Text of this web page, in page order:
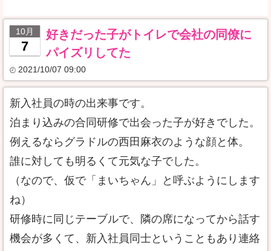
10月
7
好きだった子がトイレで会社の同僚に
パイズリしてた
2021/10/07 09:00
新入社員の時の出来事です。
泊まり込みの合同研修で出会った子が好きでした。
例えるならグラドルの西田麻衣のような顔と体。
誰に対しても明るくて元気な子でした。
（なので、仮で「まいちゃん」と呼ぶようにします
ね）
研修時に同じテーブルで、隣の席になってから話す
機会が多くて、新入社員同士ということもあり連絡